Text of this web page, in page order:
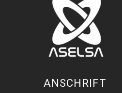
ANSCHRIFT